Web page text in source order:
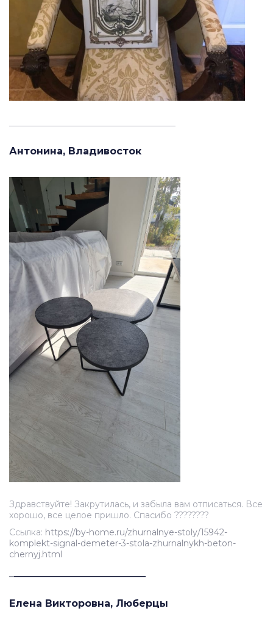
Антонина, Владивосток
Здравствуйте! Закрутилась, и забыла вам отписаться. Все
хорошо, все целое пришло. Спасибо ????????
Ссылка: https://by-home.ru/zhurnalnye-stoly/15942-
komplekt-signal-demeter-3-stola-zhurnalnykh-beton-
chernyj.html
Елена Викторовна, Люберцы